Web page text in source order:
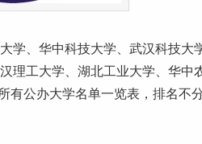
学、华中科技大学、武汉科技大
理工大学、 湖北工业大学、华中
有公办大学名单一览表，排名不